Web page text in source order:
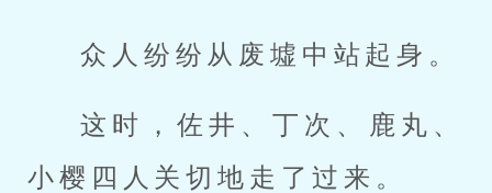
众人纷纷从废墟中站起身。
这时，佐井、丁次、鹿丸、
小樱四人关切地走了过来。